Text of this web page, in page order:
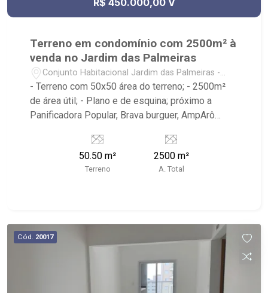
R$ 450.000,00 V
Terreno em condomínio com 2500m² à
venda no Jardim das Palmeiras
Conjunto Habitacional Jardim das Palmeiras -
Ribeirão Preto/SP
- Terreno com 50x50 área do terreno; - 2500m²
de área útil; - Plano e de esquina; próximo a
Panificadora Popular, Brava burguer, AmpArô
Ribeirão Imóveis, referência em venda, compra e
locação. - Sinta-se em casa na Ribeirão Imóveis,
afinal Somos e Vivemos Ribeirão: - funcionários
para Venda, Compra e Locação, imobiliária é
Ribeirão Imóveis - sede na Av. Professor João
50.50 m²
Terreno
2500 m²
A. Total
Cód. 20017